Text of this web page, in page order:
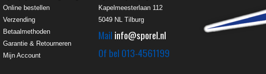
Online bestellen
Verzending
Betaalmethoden
Garantie & Retourneren
Mijn Account
Kapelmeesterlaan 112
5049 NL
Tilburg
Mail info@sporel.nl
Of bel 013-4561199